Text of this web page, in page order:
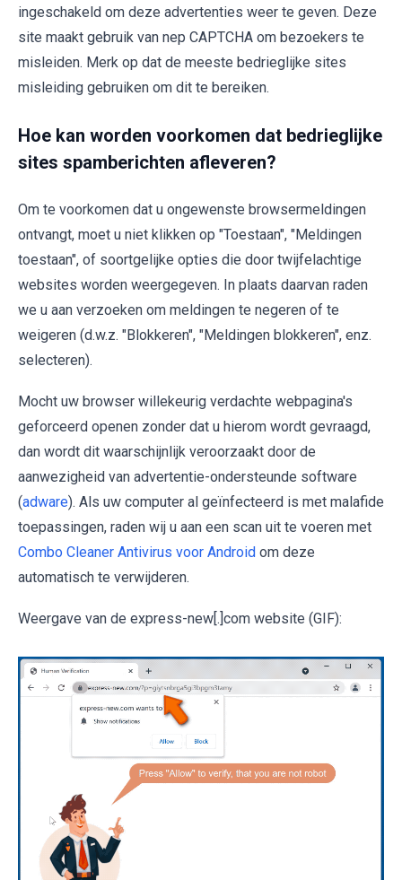
ingeschakeld om deze advertenties weer te geven. Deze
site maakt gebruik van nep CAPTCHA om bezoekers te
misleiden. Merk op dat de meeste bedrieglijke sites
misleiding gebruiken om dit te bereiken.
Hoe kan worden voorkomen dat bedrieglijke
sites spamberichten afleveren?
Om te voorkomen dat u ongewenste browsermeldingen
ontvangt, moet u niet klikken op "Toestaan", "Meldingen
toestaan", of soortgelijke opties die door twijfelachtige
websites worden weergegeven. In plaats daarvan raden
we u aan verzoeken om meldingen te negeren of te
weigeren (d.w.z. "Blokkeren", "Meldingen blokkeren", enz.
selecteren).
Mocht uw browser willekeurig verdachte webpagina's
geforceerd openen zonder dat u hierom wordt gevraagd,
dan wordt dit waarschijnlijk veroorzaakt door de
aanwezigheid van advertentie-ondersteunde software
(adware). Als uw computer al geïnfecteerd is met malafide
toepassingen, raden wij u aan een scan uit te voeren met
Combo Cleaner Antivirus voor Android om deze
automatisch te verwijderen.
Weergave van de express-new[.]com website (GIF):